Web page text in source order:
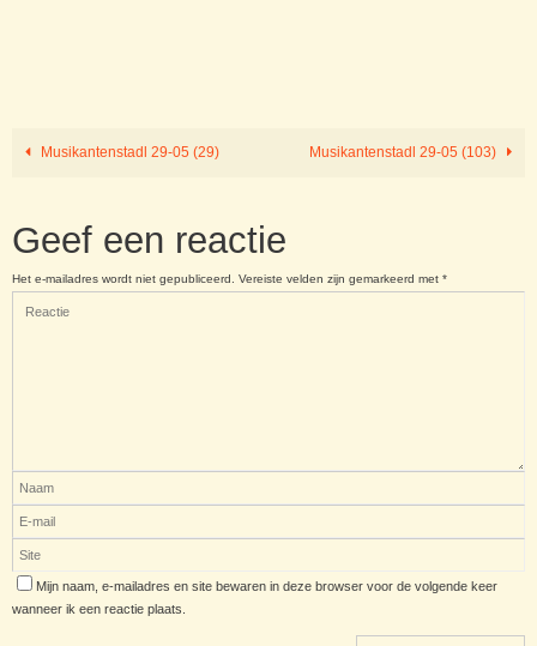
Musikantenstadl 29-05 (29) Musikantenstadl 29-05 (103)
Geef een reactie
Het e-mailadres wordt niet gepubliceerd. Vereiste velden zijn gemarkeerd met *
Mijn naam, e-mailadres en site bewaren in deze browser voor de volgende keer
wanneer ik een reactie plaats.